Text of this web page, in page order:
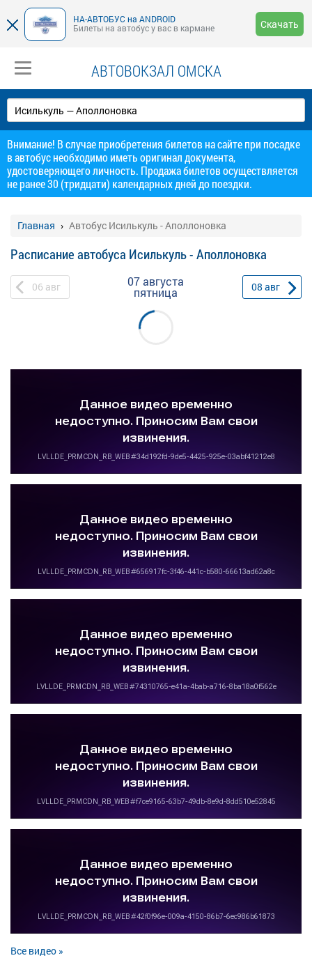
НА-АВТОБУС на ANDROID
Билеты на автобус у вас в кармане
Скачать
АВТОВОКЗАЛ ОМСКА
Внимание! В случае приобретения билетов на сайте при посадке
в автобус необходимо иметь оригинал документа,
удостоверяющего личность. Продажа билетов осуществляется
не ранее 30 (тридцати) календарных дней до поездки.
Главная Автобус Исилькуль - Аполлоновка
Расписание автобуса Исилькуль - Аполлоновка
06 авг 07 августа
пятница 08 авг
Все видео »